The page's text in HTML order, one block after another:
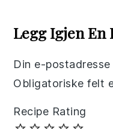
Interactions
Legg Igjen
Din e-
Obligatoriske felt
Recipe Rating